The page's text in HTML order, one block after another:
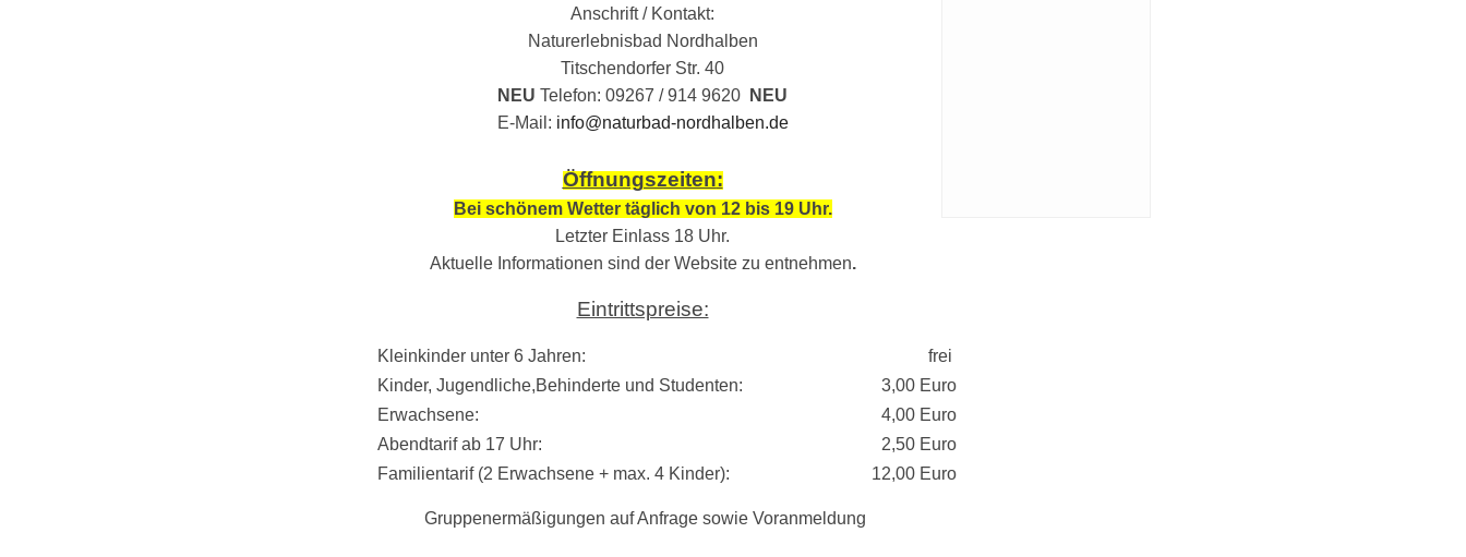
Anschrift / Kontakt:
Naturerlebnisbad Nordhalben
Titschendorfer Str. 40
NEU Telefon: 09267 / 914 9620 NEU
E-Mail: info@naturbad-nordhalben.de
Öffnungszeiten:
Bei schönem Wetter täglich von 12 bis 19 Uhr.
Letzter Einlass 18 Uhr.
Aktuelle Informationen sind der Website zu entnehmen.
Eintrittspreise:
Kleinkinder unter 6 Jahren:
frei
Kinder, Jugendliche,Behinderte und Studenten:
3,00 Euro
Erwachsene:
4,00 Euro
Abendtarif ab 17 Uhr:
2,50 Euro
Familientarif (2 Erwachsene + max. 4 Kinder): 12,00 Euro
Gruppenermäßigungen auf Anfrage sowie Voranmeldung